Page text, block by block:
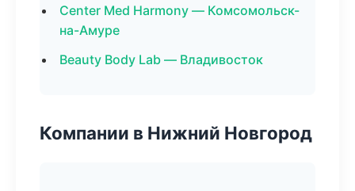
Center Med Harmony — Комсомольск-
на-Амуре
Beauty Body Lab — Владивосток
Компании в Нижний Новгород